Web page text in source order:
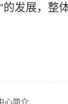
的发展，整
心简介